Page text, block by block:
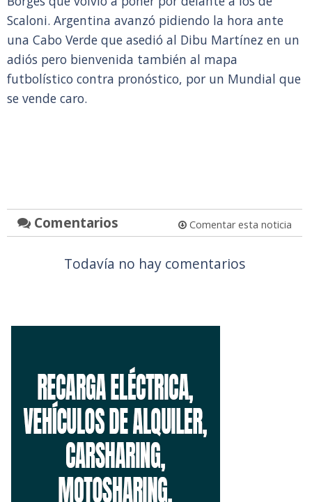
Scaloni. Argentina avanzó pidiendo la hora ante
una Cabo Verde que asedió al Dibu Martínez en un
adiós pero bienvenida también al mapa
futbolístico contra pronóstico, por un Mundial que
se vende caro.
Comentarios Comentar esta noticia
Todavía no hay comentarios